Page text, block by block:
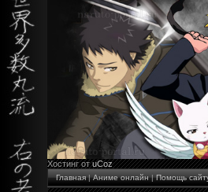
Хостинг отuCoz
Главная|Аниме онлайн|Помощь